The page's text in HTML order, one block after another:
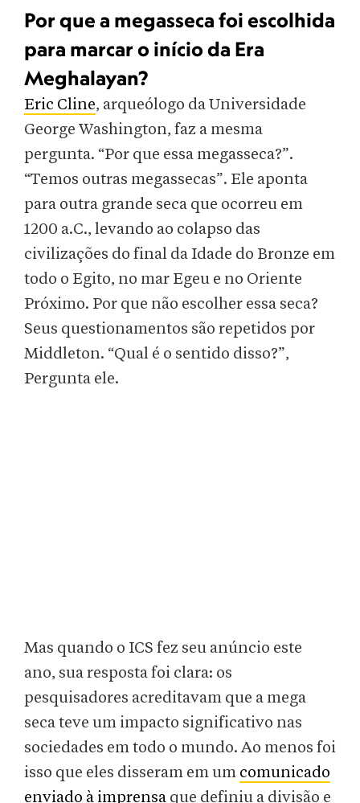
Por que a megasseca foi escolhida
para marcar o início da Era
Meghalayan?
Eric Cline, arqueólogo da Universidade
George Washington, faz a mesma
pergunta. “Por que essa megasseca?”.
“Temos outras megassecas”. Ele aponta
para outra grande seca que ocorreu em
1200 a.C., levando ao colapso das
civilizações do final da Idade do Bronze em
todo o Egito, no mar Egeu e no Oriente
Próximo. Por que não escolher essa seca?
Seus questionamentos são repetidos por
Middleton. “Qual é o sentido disso?”,
Pergunta ele.
Mas quando o ICS fez seu anúncio este
ano, sua resposta foi clara: os
pesquisadores acreditavam que a mega
seca teve um impacto significativo nas
sociedades em todo o mundo. Ao menos foi
isso que eles disseram em um comunicado
enviado à imprensa que definiu a divisão e